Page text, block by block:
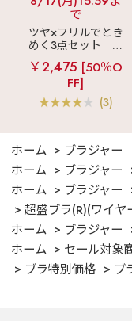
で
ツヤ×フリルでとき
めく3点セット
シ
ルキー ショートパ
ンツ 3点セット
￥2,475 [50％O
FF]
(3)
ホーム
ブラジャー
ホーム
ブラジャー
ホーム
ブラジャー
超盛ブラ(R)(ワイヤ
ホーム
ブラジャー
ホーム
セール対象
ブラ特別価格
ブ